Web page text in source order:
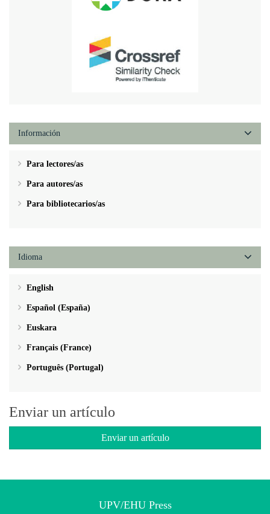
Información
Para lectores/as
Para autores/as
Para bibliotecarios/as
Idioma
English
Español (España)
Euskara
Français (France)
Português (Portugal)
Enviar un artículo
Enviar un artículo
UPV/EHU Press